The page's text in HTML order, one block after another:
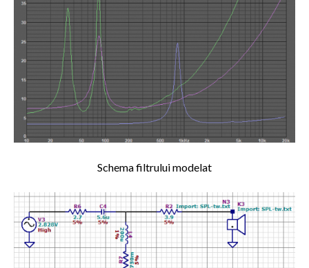
Schema filtrului modelat